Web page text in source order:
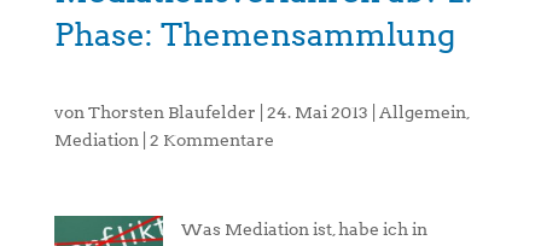
Phase: Themensammlung
von Thorsten Blaufelder 24. Mai 2013 Allgemein
Mediation
2 Kommentare
Was Mediation ist, habe ich in